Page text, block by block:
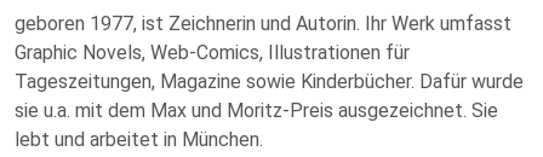
geboren 1977, ist Zeichnerin und Autorin. Ihr Werk umfasst
Graphic Novels, Web-Comics, Illustrationen für
Tageszeitungen, Magazine sowie Kinderbücher. Dafür wurde
sie u.a. mit dem Max und Moritz-Preis ausgezeichnet. Sie
lebt und arbeitet in München.